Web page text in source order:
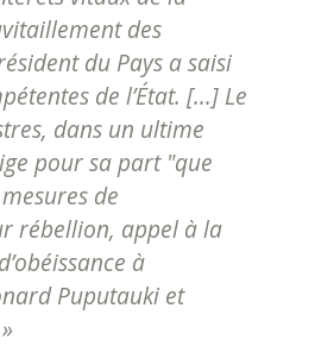
des
du Pays a saisi
de l’État. [...] Le
dans un ultime
pour sa part "que
de
rébellion, appel à la
à
Puputauki et